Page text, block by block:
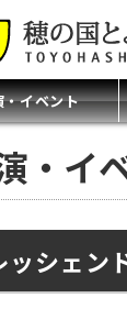
・イベント
・イ
ッシェン